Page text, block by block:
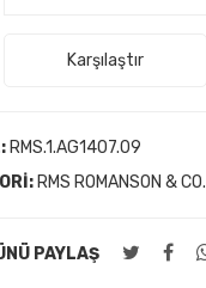
Karşılaştır
RMS.1.AG1407.09
RMS ROMANSON & CO.
PAYLAŞ